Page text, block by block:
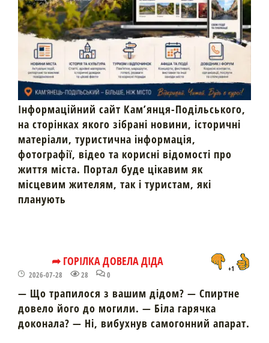
Інформаційний сайт Кам’янця-Подільського,
на сторінках якого зібрані новини, історичні
матеріали, туристична інформація,
фотографії, відео та корисні відомості про
життя міста. Портал буде цікавим як
місцевим жителям, так і туристам, які
планують
➦ ГОРІЛКА ДОВЕЛА ДІДА
2026-07-28 28 0
+1
— Що трапилося з вашим дідом? — Спиртне
довело його до могили. — Біла гарячка
доконала? — Ні, вибухнув самогонний апарат.